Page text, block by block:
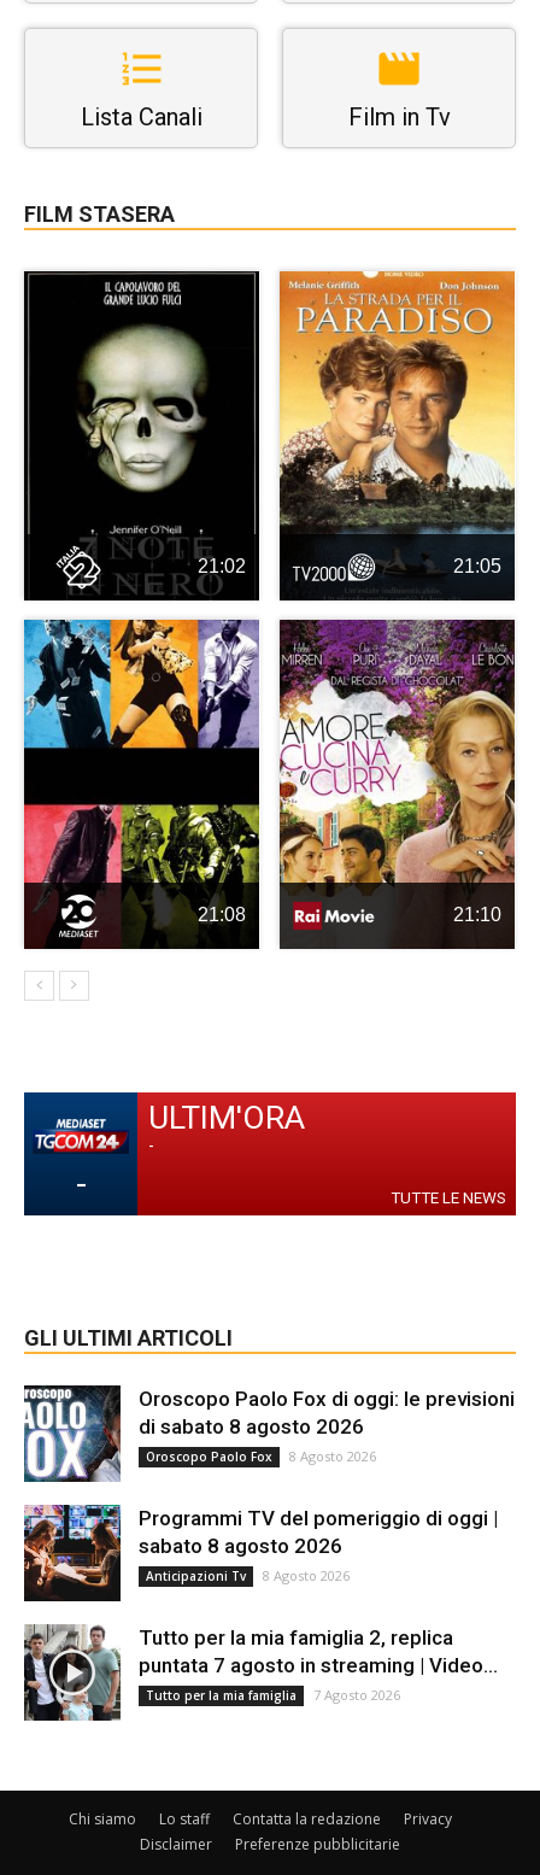
Lista Canali Film in Tv
FILM STASERA
21:02 21:05
21:08 21:10
-
ULTIM'ORA
-
TUTTE LE NEWS
GLI ULTIMI ARTICOLI
Oroscopo Paolo Fox di oggi: le previsioni
di sabato 8 agosto 2026
Oroscopo Paolo Fox 8 Agosto 2026
Programmi TV del pomeriggio di oggi |
sabato 8 agosto 2026
Anticipazioni Tv 8 Agosto 2026
Tutto per la mia famiglia 2, replica
puntata 7 agosto in streaming | Video...
Tutto per la mia famiglia 7 Agosto 2026
Chi siamo Lo staff Contatta la redazione
Privacy
Disclaimer
Preferenze pubblicitarie